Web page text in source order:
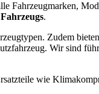
Fahrzeugmarken,
.
Zudem
Wir sind
wie